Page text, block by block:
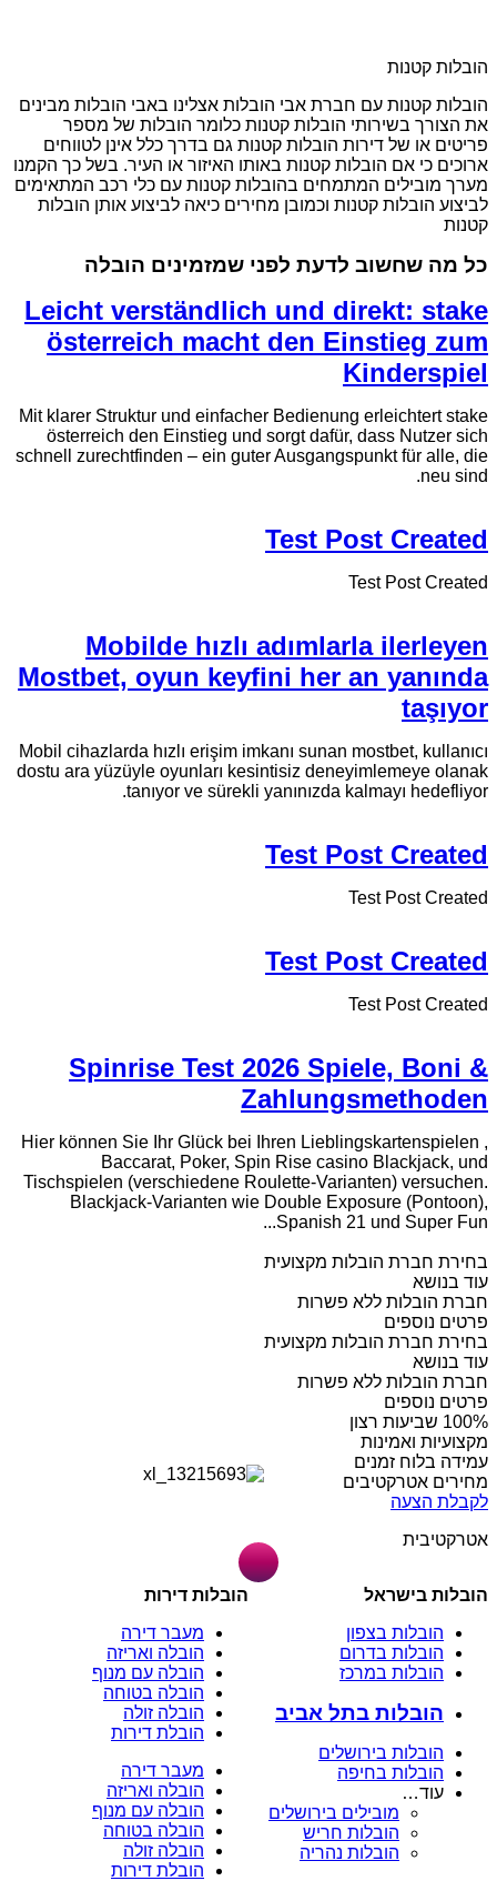
הובלות קטנות
הובלות קטנות עם חברת אבי הובלות אצלינו באבי הובלות מבינים
את הצורך בשירותי הובלות קטנות כלומר הובלות של מספר
פריטים או של דירות הובלות קטנות גם בדרך כלל אינן לטווחים
ארוכים כי אם הובלות קטנות באותו האיזור או העיר. בשל כך הקמנו
מערך מובילים המתמחים בהובלות קטנות עם כלי רכב המתאימים
לביצוע הובלות קטנות וכמובן מחירים כיאה לביצוע אותן הובלות
קטנות
כל מה שחשוב לדעת לפני שמזמינים הובלה
Leicht verständlich und direkt: stake
österreich macht den Einstieg zum
Kinderspiel
Mit klarer Struktur und einfacher Bedienung erleichtert stake
österreich den Einstieg und sorgt dafür, dass Nutzer sich
schnell zurechtfinden – ein guter Ausgangspunkt für alle, die
neu sind.
Test Post Created
Test Post Created
Mobilde hızlı adımlarla ilerleyen
Mostbet, oyun keyfini her an yanında
taşıyor
Mobil cihazlarda hızlı erişim imkanı sunan mostbet, kullanıcı
dostu ara yüzüyle oyunları kesintisiz deneyimlemeye olanak
tanıyor ve sürekli yanınızda kalmayı hedefliyor.
Test Post Created
Test Post Created
Test Post Created
Test Post Created
Spinrise Test 2026 Spiele, Boni &
Zahlungsmethoden
Hier können Sie Ihr Glück bei Ihren Lieblingskartenspielen ,
Baccarat, Poker, Spin Rise casino Blackjack, und
Tischspielen (verschiedene Roulette-Varianten) versuchen.
Blackjack-Varianten wie Double Exposure (Pontoon),
Spanish 21 und Super Fun...
בחירת חברת הובלות מקצועית
עוד בנושא
חברת הובלות ללא פשרות
פרטים נוספים
בחירת חברת הובלות מקצועית
עוד בנושא
חברת הובלות ללא פשרות
פרטים נוספים
מקצועיות ואמינות
עמידה בלוח זמנים
מחירים אטרקטיבים
לקבלת הצעה
אטרקטיבית
הובלות בישראל
הובלות בצפון
הובלות בדרום
הובלות במרכז
הובלות בתל אביב
הובלות בירושלים
הובלות בחיפה
עוד…
מובילים בירושלים
הובלות חריש
הובלות נהריה
הובלות דירות
מעבר דירה
הובלה ואריזה
הובלה עם מנוף
הובלה בטוחה
הובלה זולה
הובלת דירות
מעבר דירה
הובלה ואריזה
הובלה עם מנוף
הובלה בטוחה
הובלה זולה
הובלת דירות